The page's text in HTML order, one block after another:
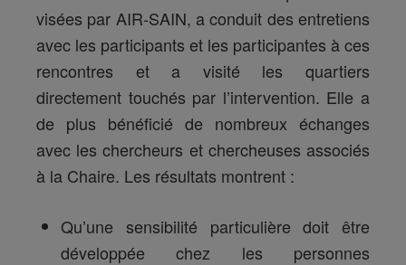
visées par AIR-SAIN, a conduit des entretiens
avec les participants et les participantes à ces
rencontres et a visité les quartiers
directement touchés par l’intervention. Elle a
de plus bénéficié de nombreux échanges
avec les chercheurs et chercheuses associés
à la Chaire. Les résultats montrent :
Qu’une sensibilité particulière doit être
développée chez les personnes